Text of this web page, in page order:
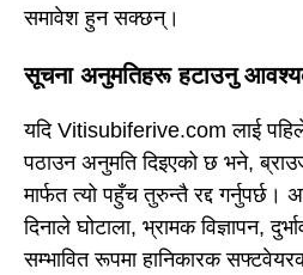
समावेश हुन सक्छन्।
सूचना अनुमतिहरू हटाउनु
यदि Vitisubiferive.com लाई
पठाउन अनुमति दिइएको छ भने,
मार्फत त्यो पहुँच तुरुन्तै रद्द
दिनाले घोटाला, भ्रामक विज्ञापन,
सम्भावित रूपमा हानिकारक